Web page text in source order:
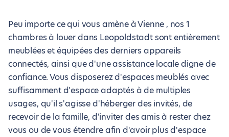
Peu importe ce qui vous amène à Vienne , nos 1
chambres à louer dans Leopoldstadt sont entièrement
meublées et équipées des derniers appareils
connectés, ainsi que d'une assistance locale digne de
confiance. Vous disposerez d'espaces meublés avec
suffisamment d'espace adaptés à de multiples
usages, qu'il s'agisse d'héberger des invités, de
recevoir de la famille, d'inviter des amis à rester chez
vous ou de vous étendre afin d'avoir plus d'espace